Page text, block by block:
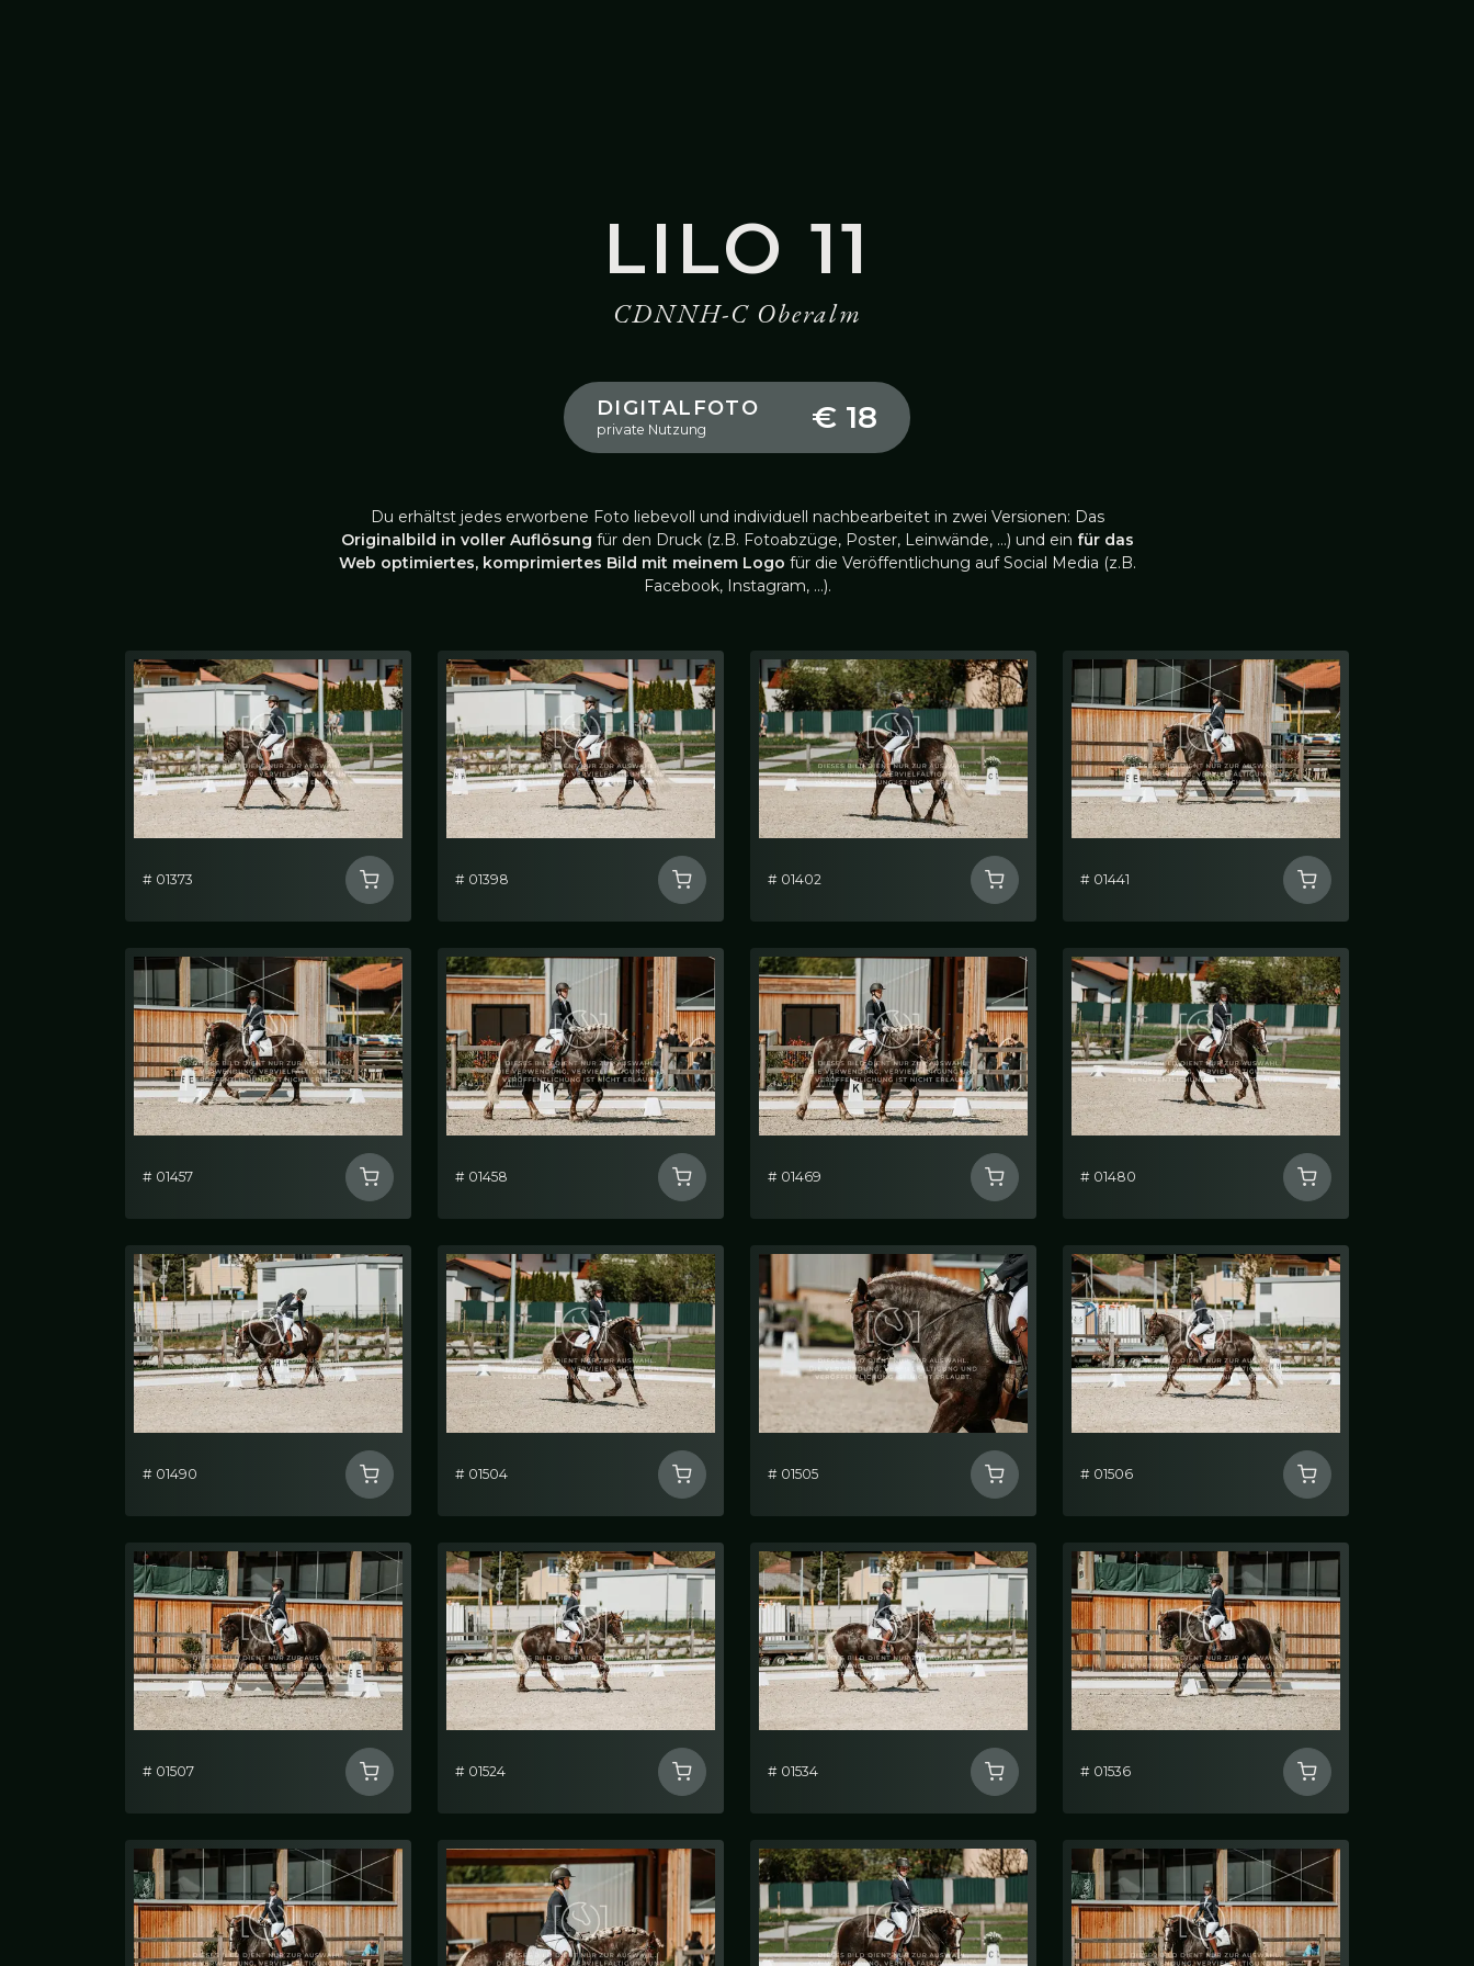
LILO 11
CDNNH-C Oberalm
DIGITALFOTO
private Nutzung € 18
Du erhältst jedes erworbene Foto liebevoll und individuell nachbearbeitet in zwei Versionen: Das
Originalbild in voller Auflösung für den Druck (z.B. Fotoabzüge, Poster, Leinwände, …) und ein für das
Web optimiertes, komprimiertes Bild mit meinem Logo für die Veröffentlichung auf Social Media (z.B.
Facebook, Instagram, …).
# 01373 # 01398 # 01402 # 01441
# 01457 # 01458 # 01469 # 01480
# 01490 # 01504 # 01505 # 01506
# 01507 # 01524 # 01534 # 01536